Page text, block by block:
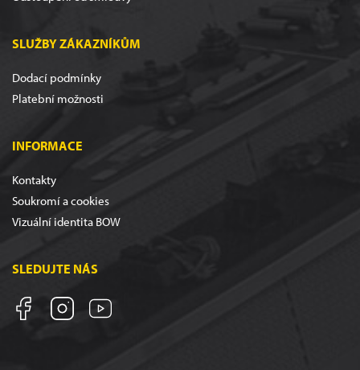
SLUŽBY ZÁKAZNÍKŮM
Dodací podmínky
Platební možnosti
INFORMACE
Kontakty
Soukromí a cookies
Vizuální identita BOW
SLEDUJTE NÁS